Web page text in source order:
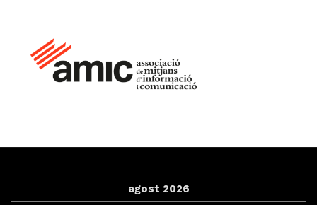
agost 2026